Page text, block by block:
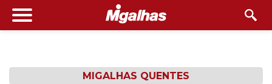
MIGALHAS QUENTES